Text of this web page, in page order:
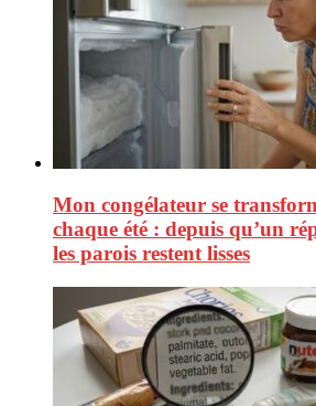
Mon congélateur se
chaque été : depuis qu’un
les parois restent lisses